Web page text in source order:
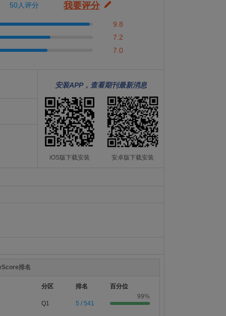
50人评分 我要评分
9.8
7.2
7.0
安装APP，查看期刊最新消息
iOS版下载安装 安卓版下载安装
排名
分区 排名 百分位
Q1 5 / 541
99%